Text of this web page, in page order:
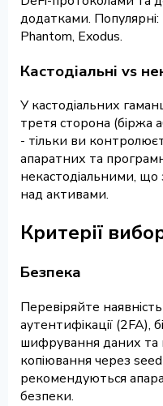
додатками.
Phantom, Exodus.
Кастодіальні vs
У кастодіальних
третя сторона (біржа
- тільки ви
апаратних та
некастодіальними,
над активами.
Критерії
Безпека
Перевіряйте
аутентифікації (2FA),
шифрування даних та
копіювання через
рекомендуються
безпеки.